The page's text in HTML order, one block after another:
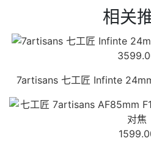
相关
7artisans 七工匠 Infinte